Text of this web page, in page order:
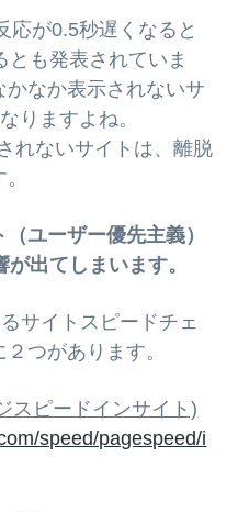
応が0.5秒遅くなると
とも発表されていま
なか表示されないサ
りますよね。
れないサイトは、離脱
ユーザー優先主義）
出てしまいます。
サイトスピードチェ
つがあります。
スピードインサイト)
speed/pagespeed/i